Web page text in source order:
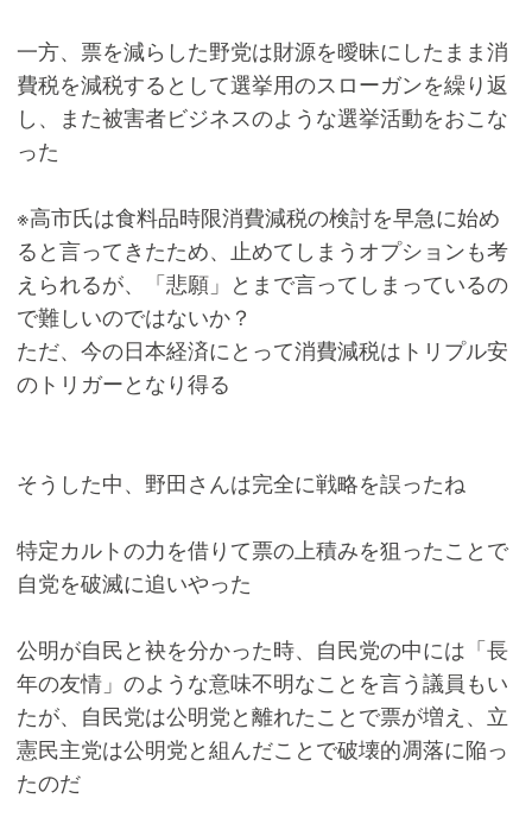
一方、票を減らした野党は財源を曖昧にしたまま消
費税を減税するとして選挙用のスローガンを繰り返
し、また被害者ビジネスのような選挙活動をおこな
った
※高市氏は食料品時限消費減税の検討を早急に始め
ると言ってきたため、止めてしまうオプションも考
えられるが、「悲願」とまで言ってしまっているの
で難しいのではないか？
ただ、今の日本経済にとって消費減税はトリプル安
のトリガーとなり得る
そうした中、野田さんは完全に戦略を誤ったね
特定カルトの力を借りて票の上積みを狙ったことで
自党を破滅に追いやった
公明が自民と袂を分かった時、自民党の中には「長
年の友情」のような意味不明なことを言う議員もい
たが、自民党は公明党と離れたことで票が増え、立
憲民主党は公明党と組んだことで破壊的凋落に陥っ
たのだ